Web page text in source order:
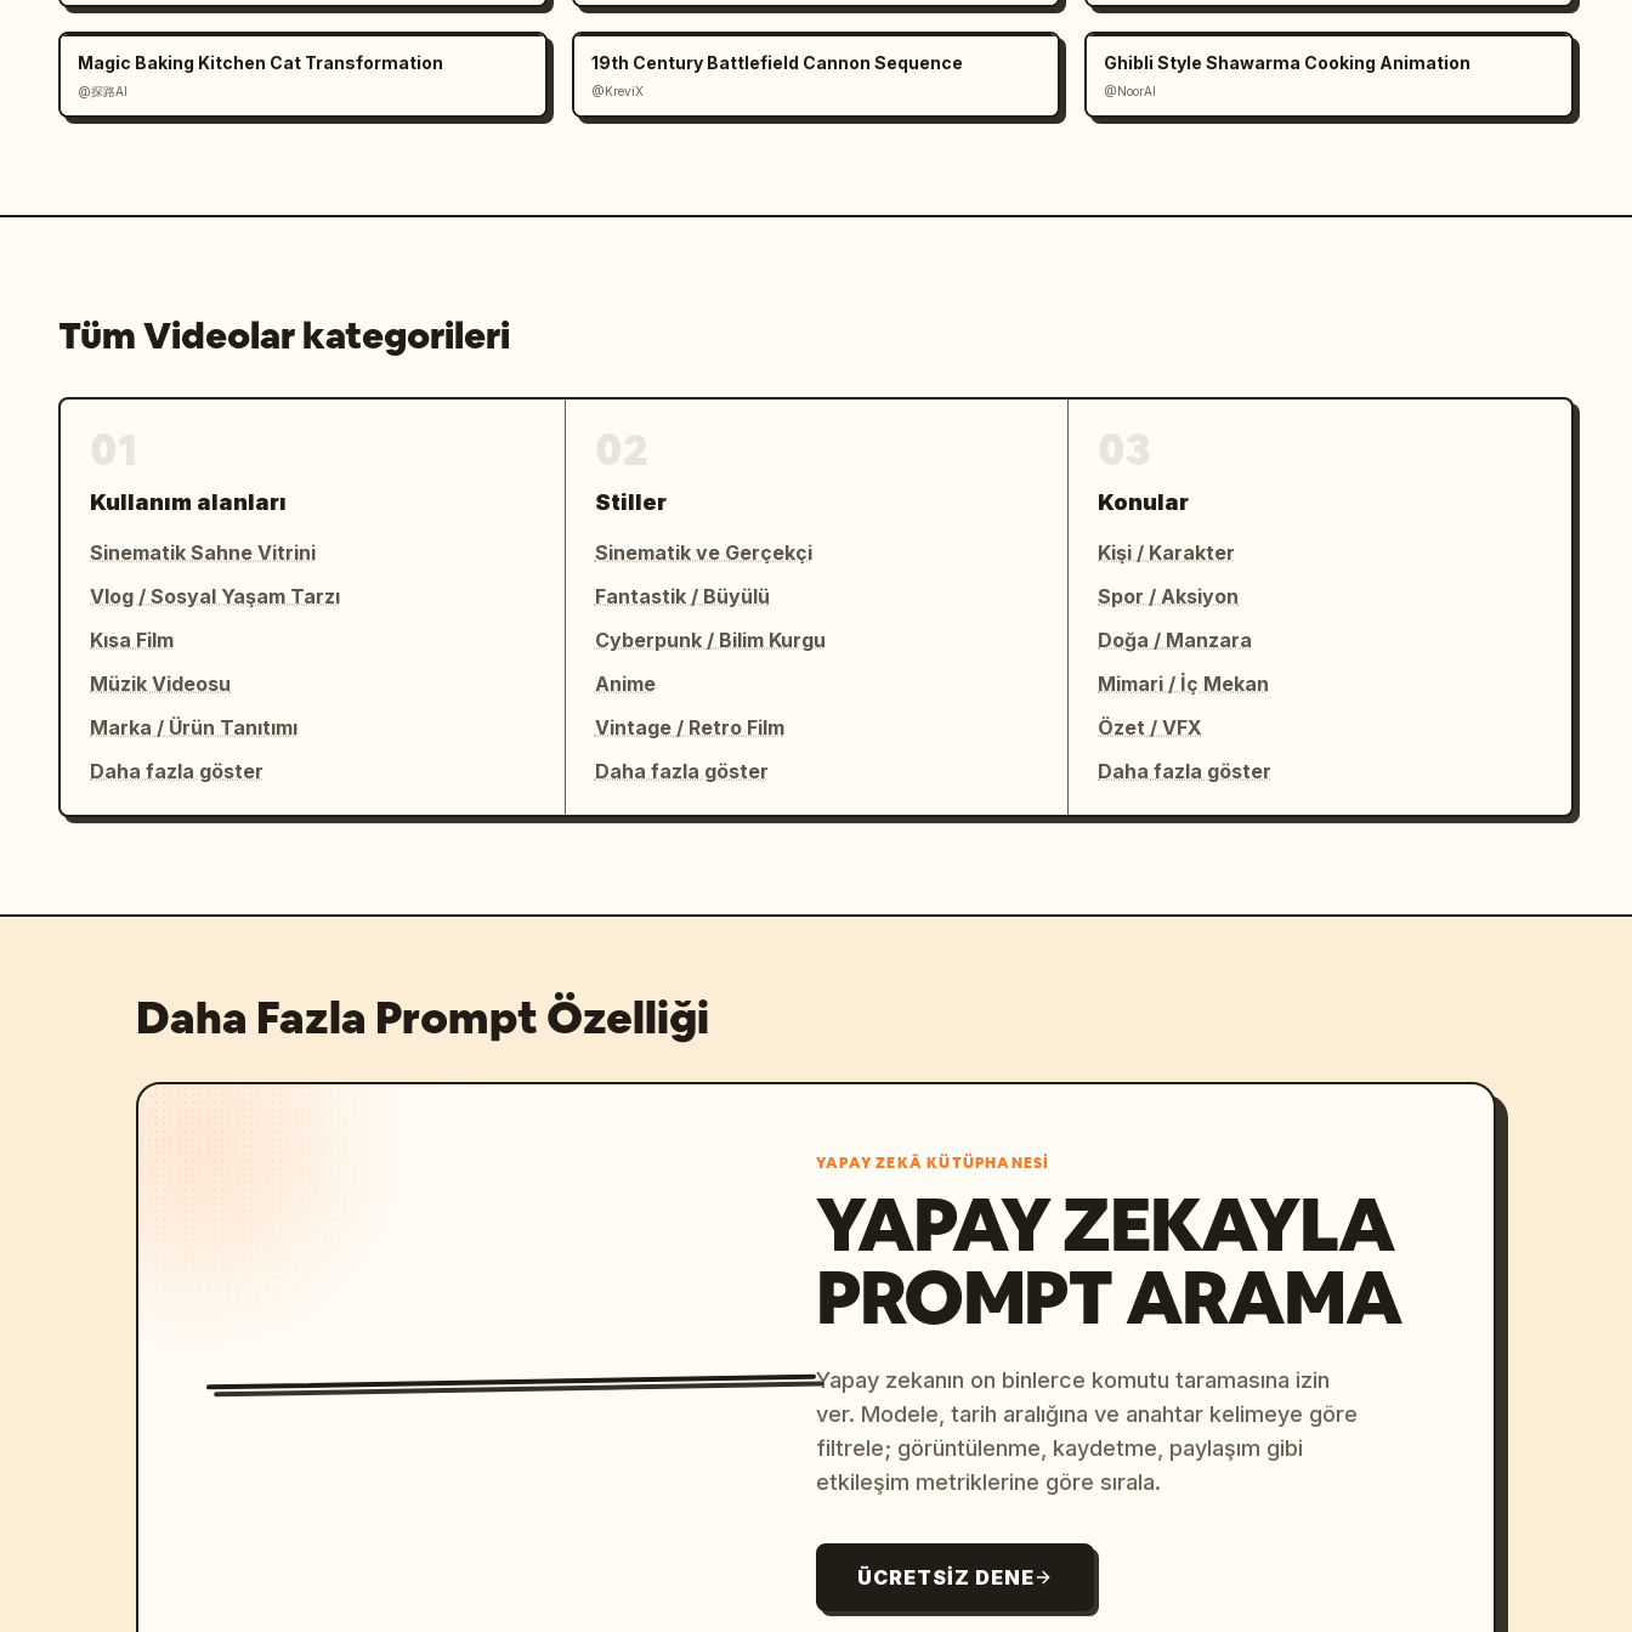
olarak, bir fincan nazikçe yerleştirilir ve buhar yükselir. Yemeğin
tamamlanışını abartılı bir şekilde göstermez, ancak hazırlığın bittiğine dair
sessiz ve kalıcı bir hisle sona erer.
Magic Baking Kitchen Cat Transformation
@探路AI
19th Century Battlefield Cannon Sequence
@KreviX
Ghibli Style Shawarma Cooking Animation
@NoorAI
Tüm Videolar kategorileri
Kullanım alanları
Sinematik Sahne Vitrini
Vlog / Sosyal Yaşam Tarzı
Kısa Film
Müzik Videosu
Marka / Ürün Tanıtımı
Daha fazla göster
Stiller
Sinematik ve Gerçekçi
Fantastik / Büyülü
Cyberpunk / Bilim Kurgu
Anime
Vintage / Retro Film
Daha fazla göster
Konular
Kişi / Karakter
Spor / Aksiyon
Doğa / Manzara
Mimari / İç Mekan
Özet / VFX
Daha fazla göster
Daha Fazla Prompt Özelliği
YAPAY ZEKÂ KÜTÜPHANESI
YAPAY ZEKAYLA
PROMPT ARAMA
Yapay zekanın on binlerce komutu taramasına izin
ver. Modele, tarih aralığına ve anahtar kelimeye göre
filtrele; görüntülenme, kaydetme, paylaşım gibi
etkileşim metriklerine göre sırala.
ÜCRETSIZ DENE